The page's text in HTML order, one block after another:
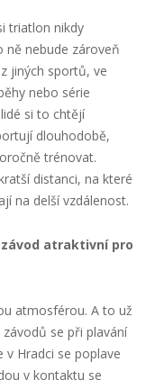
triatlon nikdy
ně nebude zároveň
jiných sportů, ve
nebo série
si to chtějí
dlouhodobě,
trénovat.
distanci, na které
na delší vzdálenost.
atraktivní pro
atmosférou. A to už
se při plavání
Hradci se poplave
v kontaktu se